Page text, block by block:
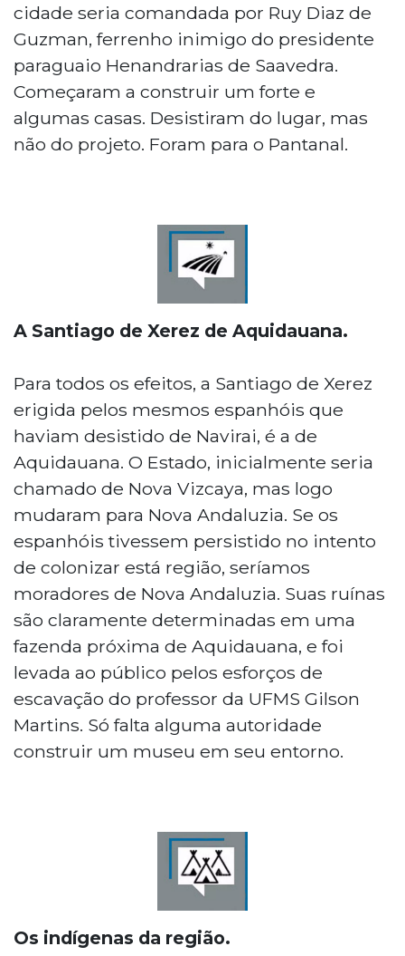
cidade seria comandada por Ruy Diaz de
Guzman, ferrenho inimigo do presidente
paraguaio Henandrarias de Saavedra.
Começaram a construir um forte e
algumas casas. Desistiram do lugar, mas
não do projeto. Foram para o Pantanal.
A Santiago de Xerez de Aquidauana.
Para todos os efeitos, a Santiago de Xerez
erigida pelos mesmos espanhóis que
haviam desistido de Navirai, é a de
Aquidauana. O Estado, inicialmente seria
chamado de Nova Vizcaya, mas logo
mudaram para Nova Andaluzia. Se os
espanhóis tivessem persistido no intento
de colonizar está região, seríamos
moradores de Nova Andaluzia. Suas ruínas
são claramente determinadas em uma
fazenda próxima de Aquidauana, e foi
levada ao público pelos esforços de
escavação do professor da UFMS Gilson
Martins. Só falta alguma autoridade
construir um museu em seu entorno.
Os indígenas da região.